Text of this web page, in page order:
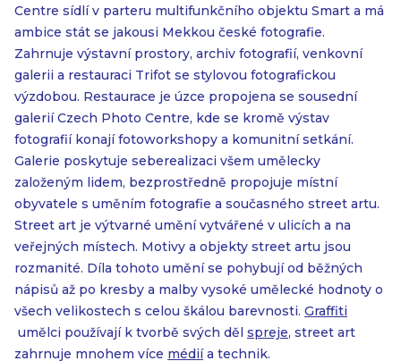
Centre sídlí v parteru multifunkčního objektu Smart a má
ambice stát se jakousi Mekkou české fotografie.
Zahrnuje výstavní prostory, archiv fotografií, venkovní
galerii a restauraci Trifot se stylovou fotografickou
výzdobou. Restaurace je úzce propojena se sousední
galerií Czech Photo Centre, kde se kromě výstav
fotografií konají fotoworkshopy a komunitní setkání.
Galerie poskytuje seberealizaci všem umělecky
založeným lidem, bezprostředně propojuje místní
obyvatele s uměním fotografie a současného street artu.
Street art je výtvarné umění vytvářené v ulicích a na
veřejných místech. Motivy a objekty street artu jsou
rozmanité. Díla tohoto umění se pohybují od běžných
nápisů až po kresby a malby vysoké umělecké hodnoty o
všech velikostech s celou škálou barevnosti. Graffiti
umělci používají k tvorbě svých děl spreje, street art
zahrnuje mnohem více médiía technik.